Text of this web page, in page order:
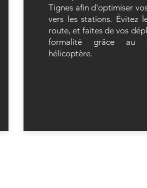
Tignes afin d'optimiser
vers les stations. Évitez
route, et faites de vos
formalité grâce au
hélicoptère.